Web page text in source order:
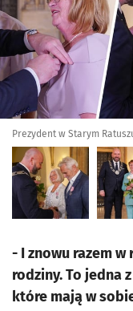
Prezydent w Starym
- I znowu razem
rodziny. To jedna
które mają w